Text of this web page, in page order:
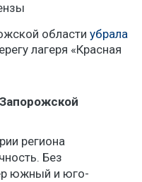
области убрала
лагеря «Красная
региона
Без
южный и юго-